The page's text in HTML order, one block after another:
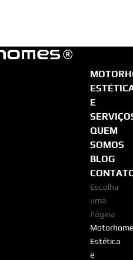
E
QUEM
SOMOS
BLOG
Escolha
uma
Página
Estética
e